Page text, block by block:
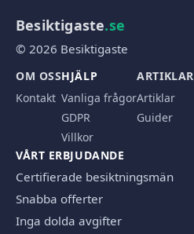
Besiktigaste.se
© 2026 Besiktigaste
OM OSS
Kontakt
HJÄLP
Vanliga frågor
GDPR
Villkor
ARTIKLAR
Artiklar
Guider
VÅRT ERBJUDANDE
Certifierade besiktningsmän
Snabba offerter
Inga dolda avgifter